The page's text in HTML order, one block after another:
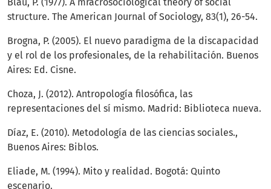
structure. The American Journal of Sociology, 83(1), 26-54.
Brogna, P. (2005). El nuevo paradigma de la discapacidad
y el rol de los profesionales, de la rehabilitación. Buenos
Aires: Ed. Cisne.
Choza, J. (2012). Antropología filosófica, las
representaciones del sí mismo. Madrid: Biblioteca nueva.
Díaz, E. (2010). Metodología de las ciencias sociales.,
Buenos Aires: Biblos.
Eliade, M. (1994). Mito y realidad. Bogotá: Quinto
escenario.